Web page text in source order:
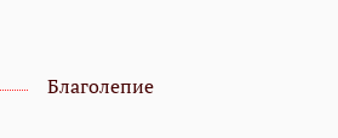
Благолепие